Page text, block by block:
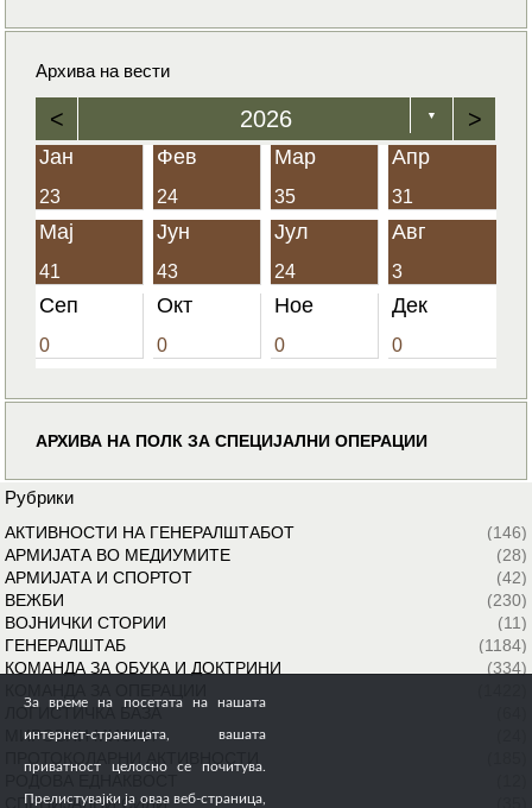
Архива на вести
< 2026 ▼ >
Јан
23
Фев
24
Мар
35
Апр
31
Мај
41
Јун
43
Јул
24
Авг
3
Сеп
0
Окт
0
Ное
0
Дек
0
АРХИВА НА ПОЛК ЗА СПЕЦИЈАЛНИ ОПЕРАЦИИ
Рубрики
АКТИВНОСТИ НА ГЕНЕРАЛШТАБОТ
(146)
АРМИЈАТА ВО МЕДИУМИТЕ
(28)
АРМИЈАТА И СПОРТОТ
(42)
ВЕЖБИ
(230)
ВОЈНИЧКИ СТОРИИ
(11)
ГЕНЕРАЛШТАБ
(1184)
КОМАНДА ЗА ОБУКА И ДОКТРИНИ
(334)
ЛОГИСТИЧКА БАЗА
МИРОВНИ МИСИИ
СПЕЦИЈАЛНИ СИЛИ
За време на посетата на нашата
интернет-страницата, вашата
приватност целосно се почитува.
Прелистувајќи ја оваа веб-страница,